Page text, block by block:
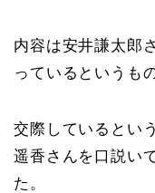
内容は安井謙太郎
っているというもの
交際しているとい
遥香さんを口説い
た。